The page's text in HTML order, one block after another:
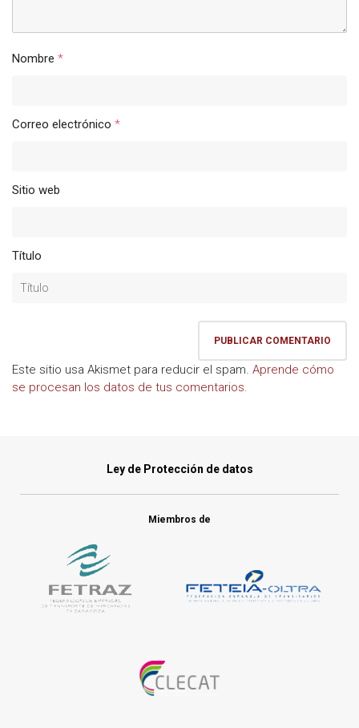
Nombre *
Correo electrónico *
Sitio web
Título
Este sitio usa Akismet para reducir el spam. Aprende cómo
se procesan los datos de tus comentarios.
Ley de Protección de datos
Miembros de